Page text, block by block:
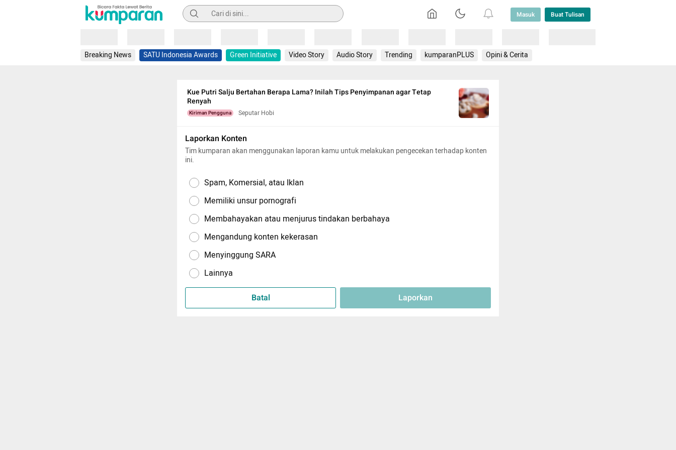
Pencarian Masuk Buat Tulisan
Breaking News SATU Indonesia Awards Green Initiative Video Story Audio Story Trending kumparanPLUS Opini & Cerita
Kue Putri Salju Bertahan Berapa Lama? Inilah Tips Penyimpanan agar Tetap
Renyah
Kiriman Pengguna Seputar Hobi
Laporkan Konten
Tim kumparan akan menggunakan laporan kamu untuk melakukan pengecekan terhadap konten
ini.
Spam, Komersial, atau Iklan
Memiliki unsur pornografi
Membahayakan atau menjurus tindakan berbahaya
Mengandung konten kekerasan
Menyinggung SARA
Lainnya
Batal Laporkan